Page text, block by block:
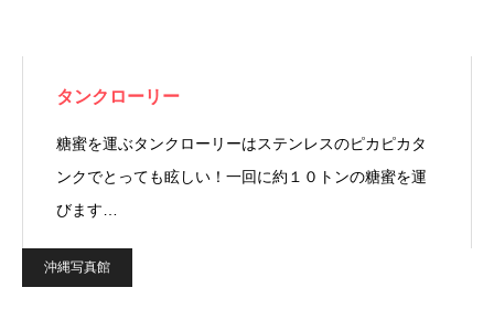
タンクローリー
糖蜜を運ぶタンクローリーはステンレスのピカピカタ
ンクでとっても眩しい！一回に約１０トンの糖蜜を運
びます…
沖縄写真館